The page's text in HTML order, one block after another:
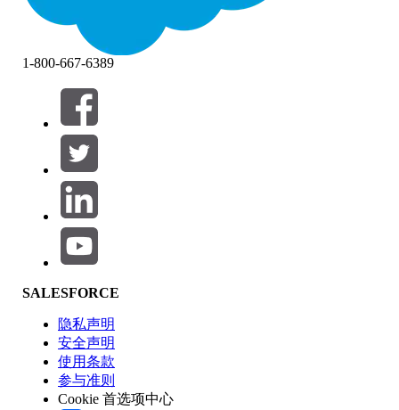
筛选器 (0)
选择筛选器
产品区域
功能影响
1-800-667-6389
SALESFORCE
隐私声明
安全声明
使用条款
参与准则
Cookie 首选项中心